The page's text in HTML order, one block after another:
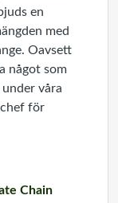
en
med
Oavsett
något som
våra
chef för
Chain